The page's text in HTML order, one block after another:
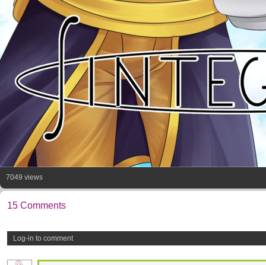
7049 views
15 Comments
Log-in to comment